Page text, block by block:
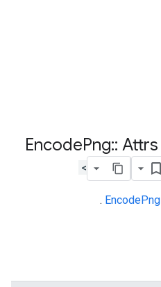
Png:: Attrs
EncodePng
.